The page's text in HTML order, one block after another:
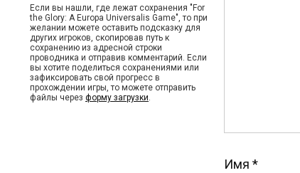
Если вы нашли, где лежат сохранения "For
the Glory: A Europa Universalis Game", то при
желании можете оставить подсказку для
других игроков, скопировав путь к
сохранению из адресной строки
проводника и отправив комментарий. Если
вы хотите поделиться сохранениями или
зафиксировать свой прогресс в
прохождении игры, то можете отправить
файлы через форму загрузки.
Имя *